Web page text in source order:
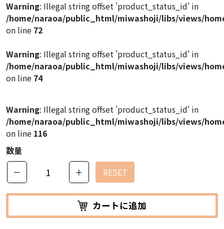
/home/naraoa/public_html/miwashoji/libs/views/
on line47
/home/naraoa/public_html/miwashoji/libs/views/
on line47
Warning: Illegal string offset 'product_status_id' in
/home/naraoa/public_html/miwashoji/libs/views/
on line 72
Warning: Illegal string offset 'product_status_id' in
/home/naraoa/public_html/miwashoji/libs/views/
on line 74
Warning: Illegal string offset 'product_status_id' in
/home/naraoa/public_html/miwashoji/libs/views/
on line 116
数量
－
＋ RESET
カートに追加